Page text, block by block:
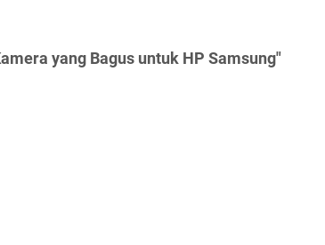
yang Bagus untuk HP Samsung"